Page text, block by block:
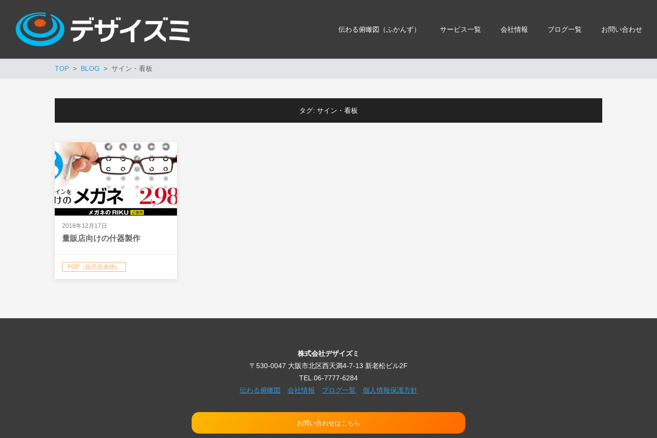
伝わる俯瞰図（ふかんず） サービス一覧 会社情報 ブログ一覧 お問い合わせ
TOP BLOG サイン・看板
タグ: サイン・看板
2018年12月17日
量販店向けの什器製作
POP（販売促進物）
株式会社デザイズミ
〒530-0047 大阪市北区西天満4-7-13 新老松ビル2F
TEL.06-7777-6284
伝わる俯瞰図
会社情報 ブログ一覧 個人情報保護方針
お問い合わせはこちら